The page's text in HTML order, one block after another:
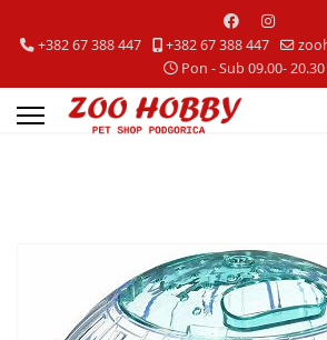
+382 67 388 447 +382 67 388 447
Pon - Sub 09.00- 20.30